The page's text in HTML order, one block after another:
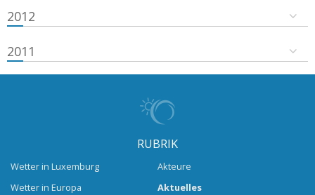
2012
2011
RUBRIK
Wetter in Luxemburg
Wetter in Europa
Akteure
Aktuelles